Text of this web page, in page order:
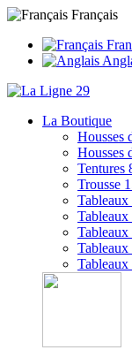
Français
La Boutique
Housses
Housses
Tentures
Trousse